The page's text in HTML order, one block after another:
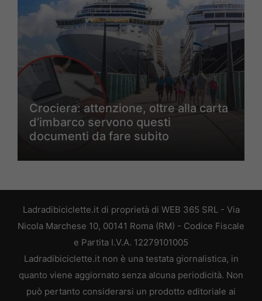
Crociera: attenzione, oltre alla carta
d’imbarco servono questi
documenti da fare subito
Ladradibiciclette.it di proprietà di WEB 365 SRL - Via
Nicola Marchese 10, 00141 Roma (RM) - Codice Fiscale
e Partita I.V.A. 12279101005
Ladradibiciclette.it non è una testata giornalistica, in
quanto viene aggiornato senza alcuna periodicità. Non
può pertanto considerarsi un prodotto editoriale ai